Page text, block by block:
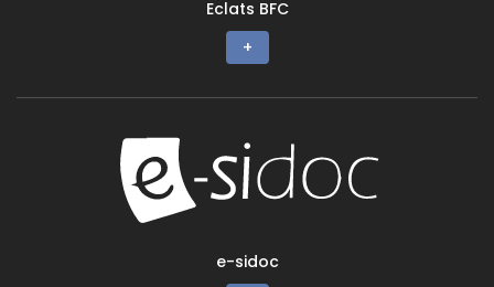
Eclats BFC
+
e-sidoc